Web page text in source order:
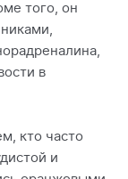
того, он
в
кто часто
и